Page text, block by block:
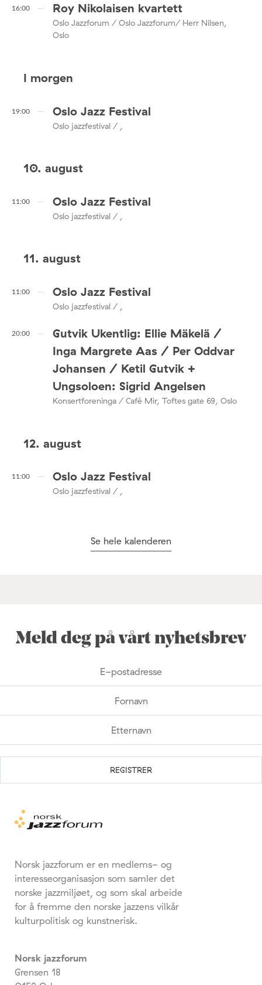
16:00 Roy Nikolaisen kvartett
Oslo Jazzforum / Oslo Jazzforum/ Herr Nilsen,
Oslo
I morgen
19:00 Oslo Jazz Festival
Oslo jazzfestival / ,
10. august
11:00 Oslo Jazz Festival
Oslo jazzfestival / ,
11. august
11:00 Oslo Jazz Festival
Oslo jazzfestival / ,
20:00
Gutvik Ukentlig: Ellie Mäkelä /
Inga Margrete Aas / Per Oddvar
Johansen / Ketil Gutvik +
Ungsoloen: Sigrid Angelsen
Konsertforeninga / Café Mir, Toftes gate 69, Oslo
12. august
11:00 Oslo Jazz Festival
Oslo jazzfestival / ,
Se hele kalenderen
Meld deg på vårt nyhetsbrev
Norsk jazzforum er en medlems- og
interesseorganisasjon som samler det
norske jazzmiljøet, og som skal arbeide
for å fremme den norske jazzens vilkår
kulturpolitisk og kunstnerisk.
Norsk jazzforum
Grensen 18